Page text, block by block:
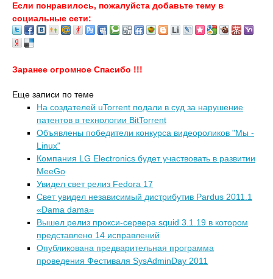
Если понравилось, пожалуйста добавьте тему в
социальные сети:
Заранее огромное Спасибо !!!
Еще записи по теме
На создателей uTorrent подали в суд за нарушение
патентов в технологии BitTorrent
Объявлены победители конкурса видеороликов "Мы -
Linux"
Компания LG Electronics будет участвовать в развитии
MeeGo
Увидел свет релиз Fedora 17
Свет увидел независимый дистрибутив Pardus 2011.1
«Dama dama»
Вышел релиз прокси-сервера squid 3.1.19 в котором
представлено 14 исправлений
Опубликована предварительная программа
проведения Фестиваля SysAdminDay 2011